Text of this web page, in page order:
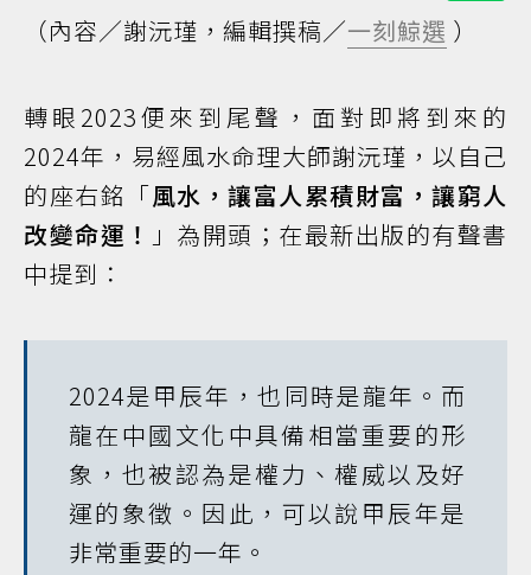
（內容／謝沅瑾，編輯撰稿／一刻鯨選 ）
轉眼2023便來到尾聲，面對即將到來的
2024年，易經風水命理大師謝沅瑾，以自己
的座右銘「風水，讓富人累積財富，讓窮人
改變命運！ 」為開頭；在最新出版的有聲書
中提到：
2024是甲辰年，也同時是龍年。而
龍在中國文化中具備相當重要的形
象，也被認為是權力、權威以及好
運的象徵。因此，可以說甲辰年是
非常重要的一年。